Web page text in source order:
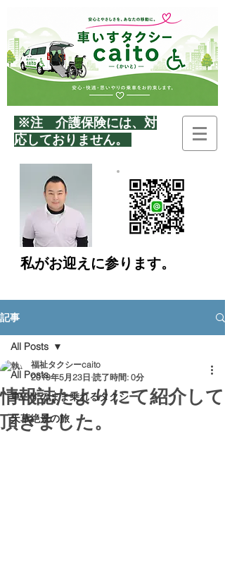
※注 介護保険には、 対
応しておりません。
私がお迎えに参ります。
記事
All Posts
車いすのまま乗れるタクシー
天草絶景の旅
All Posts
情報誌たよりにて紹介して
頂きました。
福祉タクシーcaito
2019年5月23日 読了時間: 0分